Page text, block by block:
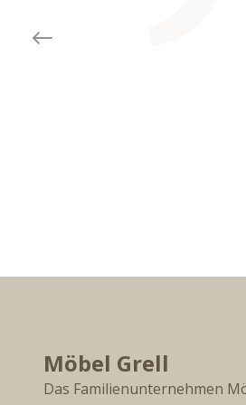
Möbel Grell
Das Familienunternehmen